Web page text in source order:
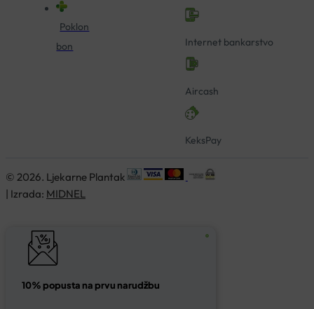
Poklon
bon
Internet bankarstvo
Aircash
KeksPay
© 2026. Ljekarne Plantak
| Izrada: MIDNEL
10% popusta na prvu narudžbu